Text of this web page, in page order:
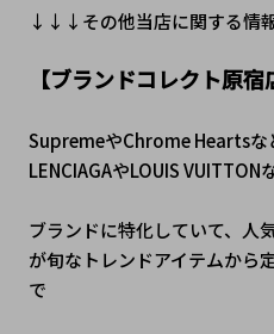
↓↓↓その他当店に関する情
【ブランドコレクト原宿
SupremeやChrome Heartsな
LENCIAGAやLOUIS VUITTON
ブランドに特化していて、人
が旬なトレンドアイテムから
で